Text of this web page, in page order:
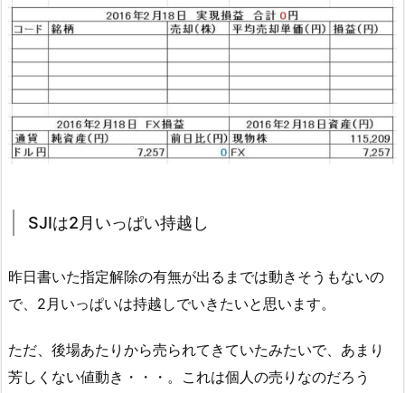
SJIは2月いっぱい持越し
昨日書いた指定解除の有無が出るまでは動きそうもないの
で、2月いっぱいは持越しでいきたいと思います。
ただ、後場あたりから売られてきていたみたいで、あまり
芳しくない値動き・・・。これは個人の売りなのだろう